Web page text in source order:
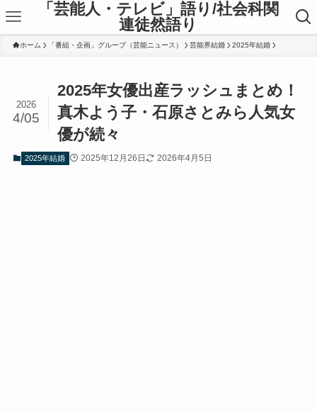
「芸能人・テレビ」語り/社会科関
連徒然語り
ホーム 「番組・企画」グループ（芸能ニュース） 芸能界結婚 2025年結婚
2025年女優出産ラッシュまとめ！
真木よう子・石原さとみら人気女
優が続々
2026
4/05
2025年結婚 2025年12月26日 2026年4月5日